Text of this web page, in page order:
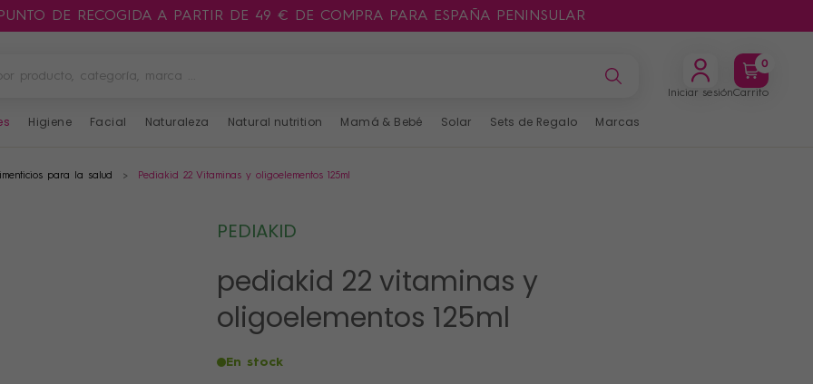
DE RECOGIDA A PARTIR DE 49 € DE COMPRA PARA ESPAÑA PENINSULAR
Iniciar sesión
0
Carrito
Higiene Facial Naturaleza Natural nutrition Mamá & Bebé Solar Sets de Regalo Marcas
para la salud Pediakid 22 Vitaminas y oligoelementos 125ml
PEDIAKID
pediakid 22 vitaminas y
oligoelementos 125ml
En stock